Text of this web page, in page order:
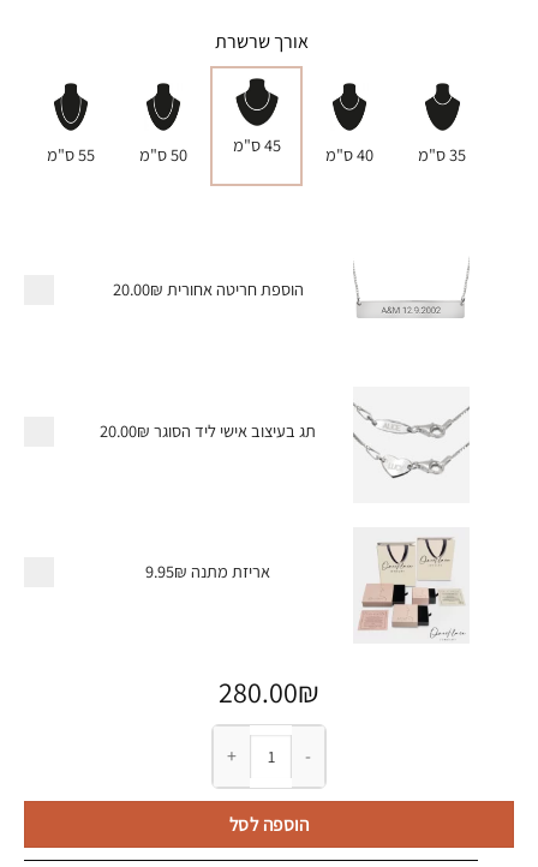
אורך שרשרת
35 ס"מ 40 ס"מ 45 ס"מ 50 ס"מ 55 ס"מ
הוספת חריטה אחורית 20.00₪
תג בעיצוב אישי ליד הסוגר 20.00₪
אריזת מתנה 9.95₪
280.00₪
כמות של שרשרת בר עם חריטה אישית ותליון אבן
הוספה לסל